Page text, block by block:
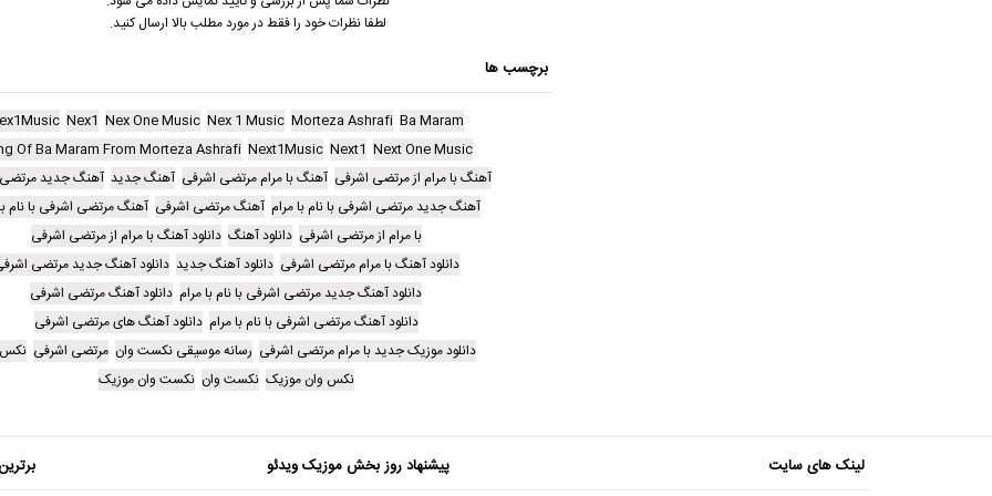
لطفا نظرات خود را فقط در مورد مطلب بالا ارسال کنید.
برچسب ها
Ba Maram
Morteza Ashrafi
Nex 1 Music
Nex One Music
Nex1
Next One Music
Next1
Next1Music
Of Ba Maram From Morteza Ashrafi
آهنگ با مرام از مرتضی اشرفی آهنگ با مرام مرتضی اشرفی آهنگ جدید آهنگ جدید
آهنگ جدید مرتضی اشرفی با نام با مرام آهنگ مرتضی اشرفی آهنگ مرتضی اشرفی با نام
با مرام از مرتضی اشرفی دانلود آهنگ دانلود آهنگ با مرام از مرتضی اشرفی
دانلود آهنگ با مرام مرتضی اشرفی دانلود آهنگ جدید دانلود آهنگ جدید مرتضی
دانلود آهنگ جدید مرتضی اشرفی با نام با مرام دانلود آهنگ مرتضی اشرفی
دانلود آهنگ مرتضی اشرفی با نام با مرام دانلود آهنگ های مرتضی اشرفی
دانلود موزیک جدید با مرام مرتضی اشرفی رسانه موسیقی نکست وان مرتضی اشرفی
نکس وان موزیک نکست وان نکست وان موزیک
لینک های سایت پیشنهاد روز بخش موزیک ویدئو